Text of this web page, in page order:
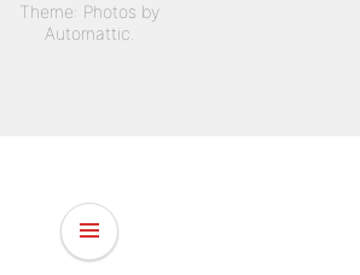
Theme: Photos by
Automattic